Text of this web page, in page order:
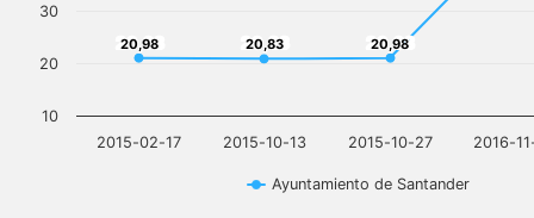
20,98
20,98 20,83
20,83 20,98
20,98
Ayuntamiento de Santander
2015-02-17 2015-10-13 2015-10-27 2016-
10
20
30